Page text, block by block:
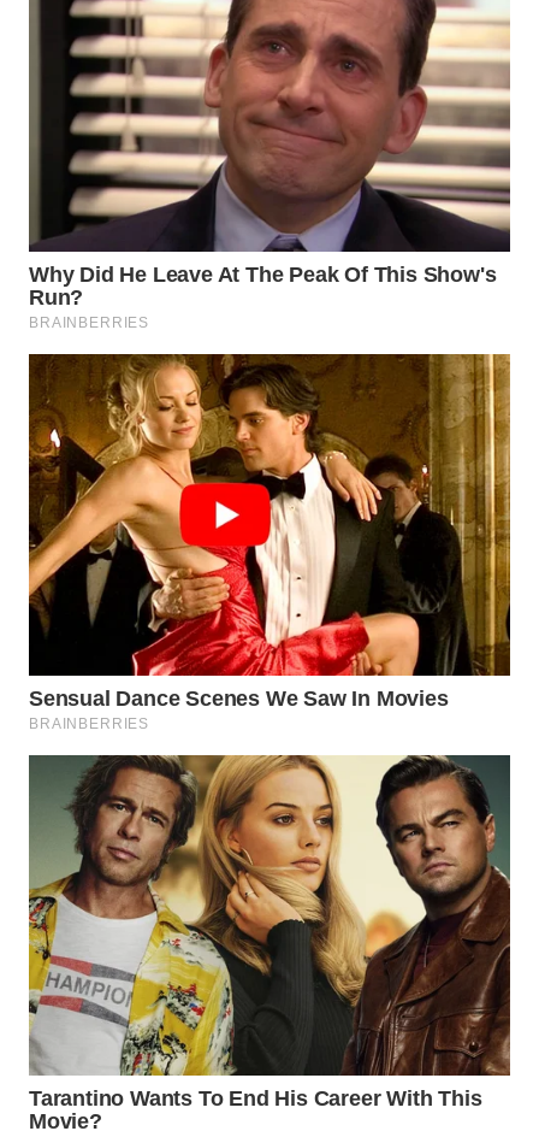
WN
BEKASI
WN
BOGOR
WN
DEPOK
WN
TAPANULI
UTARA
WN
SAMOSIR
WN
PADANG
LAWAS
WN
SUMEDANG
CIANJUR
WN
KEPULAUAN
SERIBU
WN
TANGERANG
WN
BINJAI
CIREBON